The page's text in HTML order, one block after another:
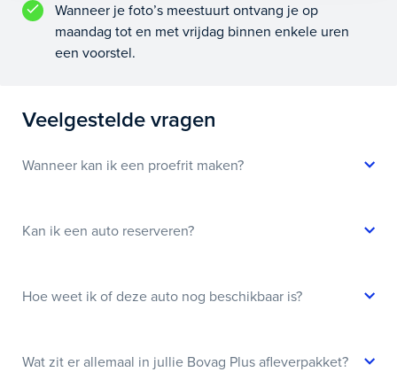
Wanneer je foto’s meestuurt ontvang je op
maandag tot en met vrijdag binnen enkele uren
een voorstel.
Veelgestelde vragen
Wanneer kan ik een proefrit maken?
Kan ik een auto reserveren?
Hoe weet ik of deze auto nog beschikbaar is?
Wat zit er allemaal in jullie Bovag Plus afleverpakket?